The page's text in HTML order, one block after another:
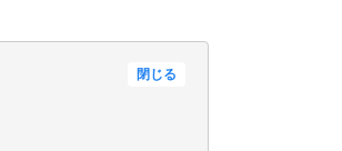
閉じる